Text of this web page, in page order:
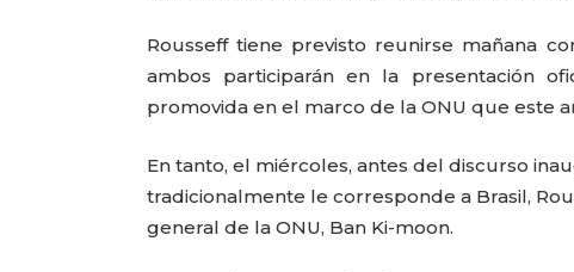
Rousseff tiene previsto reunirse mañana
ambos participarán en la presentación
promovida en el marco de la ONU que este
En tanto, el miércoles, antes del discurso
tradicionalmente le corresponde a Brasil,
general de la ONU, Ban Ki-moon.